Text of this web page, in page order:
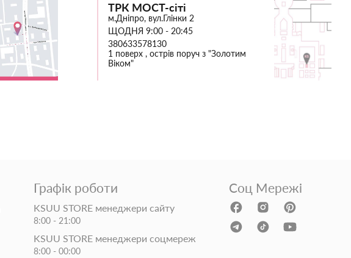
ТРК МОСТ-сіті
м.Дніпро, вул.Глінки 2
ЩОДНЯ 9:00 - 20:45
380633578130
1 поверх , острів поруч з "Золотим
Віком"
Графік роботи
KSUU STORE менеджери сайту
8:00 - 21:00
KSUU STORE менеджери соцмереж
8:00 - 00:00
Соц Мережі